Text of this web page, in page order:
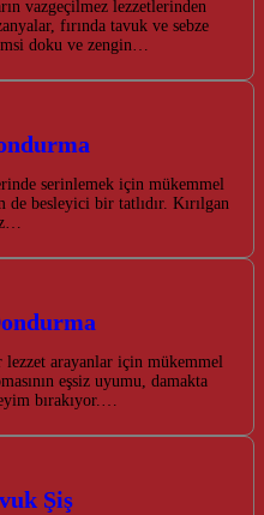
vazgeçilmez lezzetlerinden
fırında tavuk ve sebze
doku ve zengin…
serinlemek için mükemmel
de besleyici bir tatlıdır. Kırılgan
lezzet arayanlar için mükemmel
eşsiz uyumu, damakta
bırakıyor.…
Şiş